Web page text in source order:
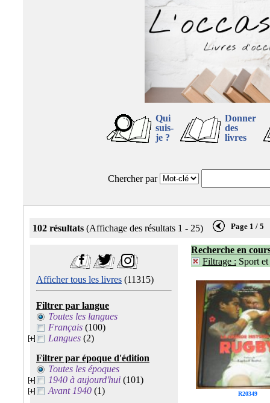
Qui
suis-
je ?
Donner
des
livres
Chercher par
102 résultats (Affichage des résultats 1 - 25) Page 1 / 5
Afficher tous les livres (11315)
Filtrer par langue
Toutes les langues
Français (100)
Langues (2)
Filtrer par époque d'édition
Toutes les époques
1940 à aujourd'hui (101)
Avant 1940 (1)
Recherche en
Filtrage : Sport
R20349